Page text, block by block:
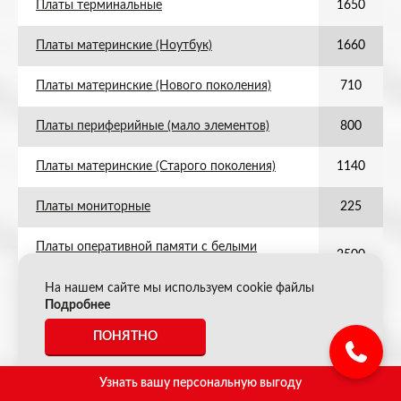
Платы терминальные 1650
Платы материнские (Ноутбук) 1660
Платы материнские (Нового поколения) 710
Платы периферийные (мало элементов) 800
Платы материнские (Старого поколения) 1140
Платы мониторные 225
Платы оперативной памяти с белыми
2500
Платы от мобильных тел., смартфонов,
планшетов
(старого поколения)
4200
На нашем сайте мы используем cookie файлы
Подробнее
ПОНЯТНО
Узнать вашу персональную выгоду